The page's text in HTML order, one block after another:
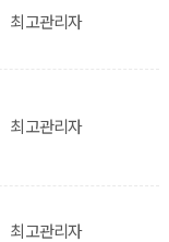
최고관리자
최고관리자
최고관리자